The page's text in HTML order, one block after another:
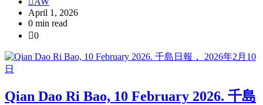
April 1, 2026
0 min read
0
Qian Dao Ri Bao, 10 February 2026. 千島